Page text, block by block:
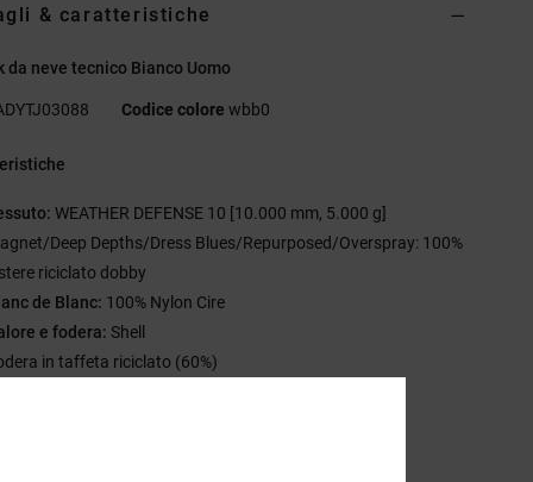
& caratteristiche
da neve tecnico Bianco Uomo
Codice colore wbb0
WEATHER DEFENSE 10 [10.000 mm, 5.000 g]
Deep Depths/Dress Blues/Repurposed/Overspray: 100%
riciclato dobby
de Blanc: 100% Nylon Cire
e fodera: Shell
in taffeta riciclato (60%)